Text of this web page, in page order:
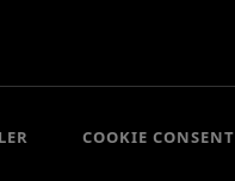
COOKIE CONSENT